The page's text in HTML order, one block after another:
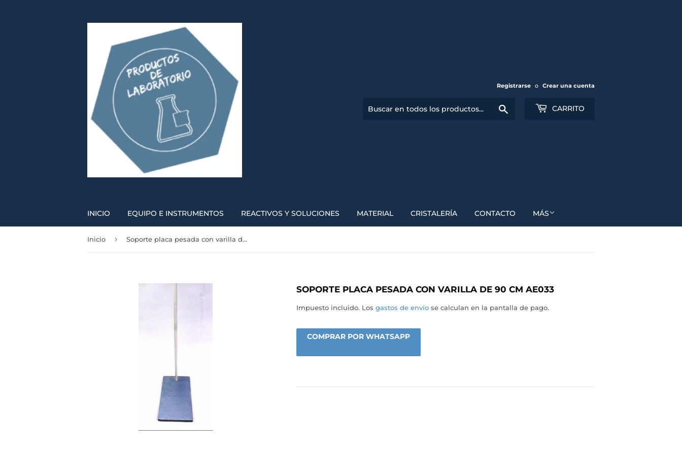
Registrarse o Crear una cuenta
CARRITO
INICIO EQUIPO E INSTRUMENTOS REACTIVOS Y SOLUCIONES MATERIAL CRISTALERÍA CONTACTO MÁS
Inicio › Soporte placa pesada con varilla de 90 cm AE033
SOPORTE PLACA PESADA CON VARILLA DE 90 CM AE033
Impuesto incluido. Los gastos de envío se calculan en la pantalla de pago.
COMPRAR POR WHATSAPP